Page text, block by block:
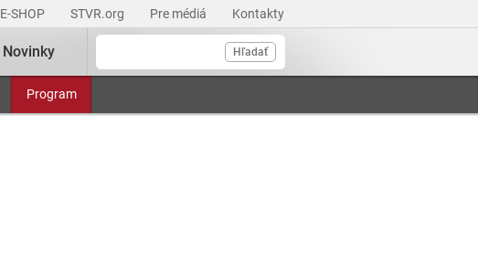
E-SHOP STVR.org Pre médiá Kontakty
Hľadať
Program
Novinky